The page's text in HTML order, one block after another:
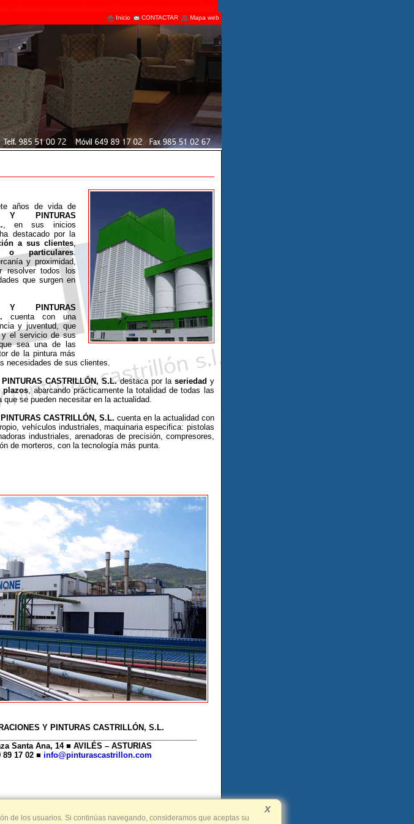
de los usuarios. Si continúas navegando, consideramos que aceptas su
x
Inicio CONTACTAR Mapa web
años de vida de
Y PINTURAS
, en sus inicios
destacado por la
a sus clientes,
o particulares.
y proximidad,
resolver todos los
que surgen en
Y PINTURAS
cuenta con una
y juventud, que
el servicio de sus
sea una de las
de la pintura más
necesidades de sus clientes.
CASTRILLÓN, S.L.destaca por la seriedad y
plazos, abarcando prácticamente la totalidad de todas las
que se pueden necesitar en la actualidad.
CASTRILLÓN, S.L. cuenta en la actualidad con
vehículos industriales, maquinaria especifica: pistolas
industriales, arenadoras de precisión, compresores,
de morteros, con la tecnología más punta.
Y PINTURAS CASTRILLÓN, S.L.
Santa Ana, 14 ■ AVILÉS – ASTURIAS
89 17 02 ■ info@pinturascastrillon.com